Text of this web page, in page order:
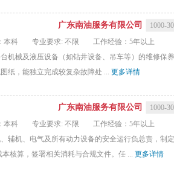
广东南油服务有限公司
1000-
本科 专业要求: 不限
工作经验：5年以上
机械及液压设备（如钻井设备、吊车等）的维修
纸，能独立完成较复杂故障处 ... 更多详情
广东南油服务有限公司
1000-
本科 专业要求: 不限
工作经验：5年以上
辅机、电气及所有动力设备的安全运行负总责，
核算，签署相关消耗与合规文件。任 ... 更多详情